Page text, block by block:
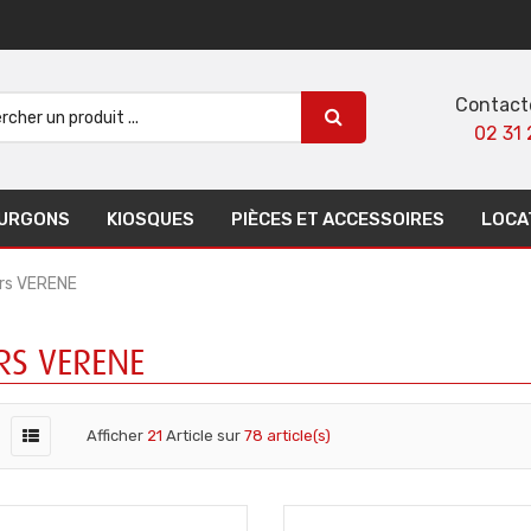
02 31
KIOSQUES PIÈCES ET ACCESSOIRES
VERENE
VERENE
Afficher 21 Article sur 78 article(s)